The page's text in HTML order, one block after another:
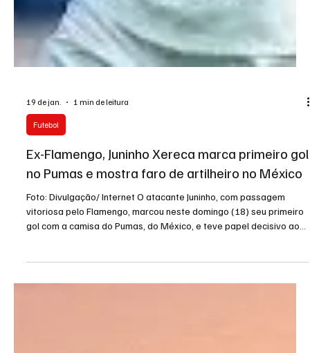
19 de jan. 1 min de leitura
Futebol
Ex-Flamengo, Juninho Xereca marca primeiro gol
no Pumas e mostra faro de artilheiro no México
vitoriosa pelo Flamengo, marcou neste domingo (18) seu primeiro
gol com a camisa do Pumas, do México, e teve papel decisivo ao